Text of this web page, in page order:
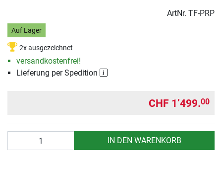
ArtNr. TF-PRP
Auf Lager
2x ausgezeichnet
versandkostenfrei!
Lieferung per Spedition
CHF 1’499.00
IN DEN WARENKORB